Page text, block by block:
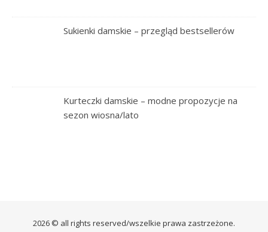
Sukienki damskie – przegląd bestsellerów
Kurteczki damskie – modne propozycje na
sezon wiosna/lato
2026 © all rights reserved/wszelkie prawa zastrzeżone.